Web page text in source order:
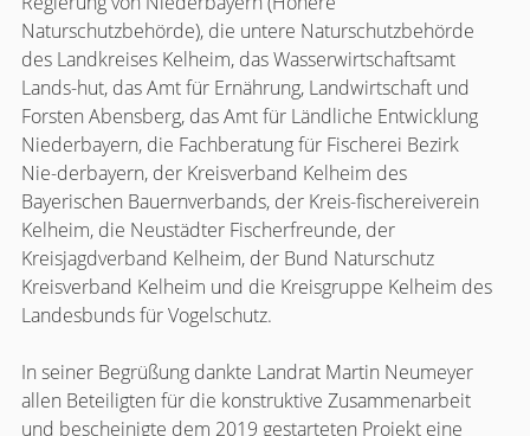
Naturschutzbehörde), die untere Naturschutzbehörde
des Landkreises Kelheim, das Wasserwirtschaftsamt
Lands-hut, das Amt für Ernährung, Landwirtschaft und
Forsten Abensberg, das Amt für Ländliche Entwicklung
Niederbayern, die Fachberatung für Fischerei Bezirk
Nie-derbayern, der Kreisverband Kelheim des
Bayerischen Bauernverbands, der Kreis-fischereiverein
Kelheim, die Neustädter Fischerfreunde, der
Kreisjagdverband Kelheim, der Bund Naturschutz
Kreisverband Kelheim und die Kreisgruppe Kelheim des
Landesbunds für Vogelschutz.
In seiner Begrüßung dankte Landrat Martin Neumeyer
allen Beteiligten für die konstruktive Zusammenarbeit
und bescheinigte dem 2019 gestarteten Projekt eine